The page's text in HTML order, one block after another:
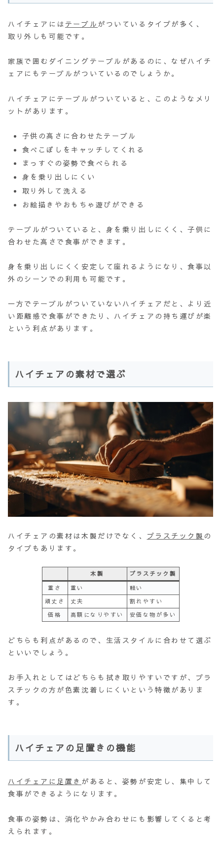
ハイチェアには テーブル がついているタイプが多く、
取り外しも可能です。
家族で囲むダイニングテーブルがあるのに、なぜハイチ
ェアにもテーブルがついているのでしょうか。
ハイチェアにテーブルがついていると、このようなメリ
ットがあります。
子供の高さに合わせたテーブル
食べこぼしをキャッチしてくれる
まっすぐの姿勢で食べられる
身を乗り出しにくい
取り外して洗える
お絵描きやおもちゃ遊びができる
テーブルがついていると、身を乗り出しにくく、子供に
合わせた高さで食事ができます。
身を乗り出しにくく安定して座れるようになり、食事以
外のシーンでの利用も可能です。
一方でテーブルがついていないハイチェアだと、より近
い距離感で食事ができたり、ハイチェアの持ち運びが楽
という利点があります。
ハイチェアの素材で選ぶ
ハイチェアの素材は木製だけでなく、 プラスチック製 の
タイプもあります。
木製
プラスチック製
重さ
重い
軽い
頑丈さ
丈夫
割れやすい
価格
高額になりやすい 安価な物が多い
どちらも利点があるので、生活スタイルに合わせて選ぶ
といいでしょう。
お手入れとしてはどちらも拭き取りやすいですが、プラ
スチックの方が色素沈着しにくいという特徴がありま
す。
ハイチェアの足置きの機能
ハイチェアに足置き があると、姿勢が安定し、集中して
食事ができるようになります。
食事の姿勢は、消化やかみ合わせにも影響してくると考
えられます。